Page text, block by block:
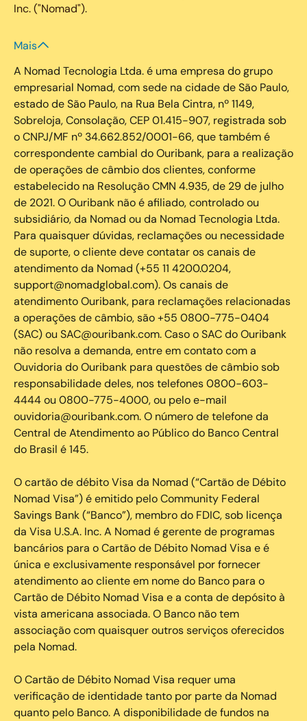
Inc. ("Nomad").
Mais
A Nomad Tecnologia Ltda. é uma empresa do grupo
empresarial Nomad, com sede na cidade de São Paulo,
estado de São Paulo, na Rua Bela Cintra, nº 1149,
Sobreloja, Consolação, CEP 01.415-907, registrada sob
o CNPJ/MF nº 34.662.852/0001-66, que também é
correspondente cambial do Ouribank, para a realização
de operações de câmbio dos clientes, conforme
estabelecido na Resolução CMN 4.935, de 29 de julho
de 2021. O Ouribank não é afiliado, controlado ou
subsidiário, da Nomad ou da Nomad Tecnologia Ltda.
Para quaisquer dúvidas, reclamações ou necessidade
de suporte, o cliente deve contatar os canais de
atendimento da Nomad (+55 11 4200.0204,
support@nomadglobal.com). Os canais de
atendimento Ouribank, para reclamações relacionadas
a operações de câmbio, são +55 0800-775-0404
(SAC) ou SAC@ouribank.com. Caso o SAC do Ouribank
não resolva a demanda, entre em contato com a
Ouvidoria do Ouribank para questões de câmbio sob
responsabilidade deles, nos telefones 0800-603-
4444 ou 0800-775-4000, ou pelo e-mail
ouvidoria@ouribank.com. O número de telefone da
Central de Atendimento ao Público do Banco Central
do Brasil é 145.
O cartão de débito Visa da Nomad (“Cartão de Débito
Nomad Visa”) é emitido pelo Community Federal
Savings Bank (“Banco”), membro do FDIC, sob licença
da Visa U.S.A. Inc. A Nomad é gerente de programas
bancários para o Cartão de Débito Nomad Visa e é
única e exclusivamente responsável por fornecer
atendimento ao cliente em nome do Banco para o
Cartão de Débito Nomad Visa e a conta de depósito à
vista americana associada. O Banco não tem
associação com quaisquer outros serviços oferecidos
pela Nomad.
O Cartão de Débito Nomad Visa requer uma
verificação de identidade tanto por parte da Nomad
quanto pelo Banco. A disponibilidade de fundos na